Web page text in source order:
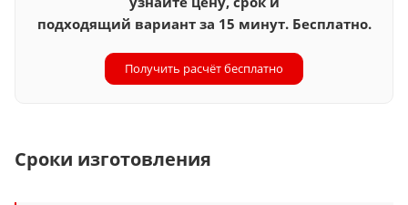
подходящий вариант за 15 минут. Бесплатно.
Получить расчёт бесплатно
Сроки изготовления